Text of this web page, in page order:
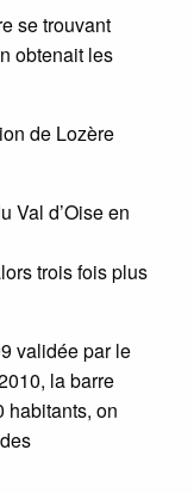
se trouvant
obtenait les
de Lozère
Val d’Oise en
trois fois plus
validée par le
la barre
habitants, on